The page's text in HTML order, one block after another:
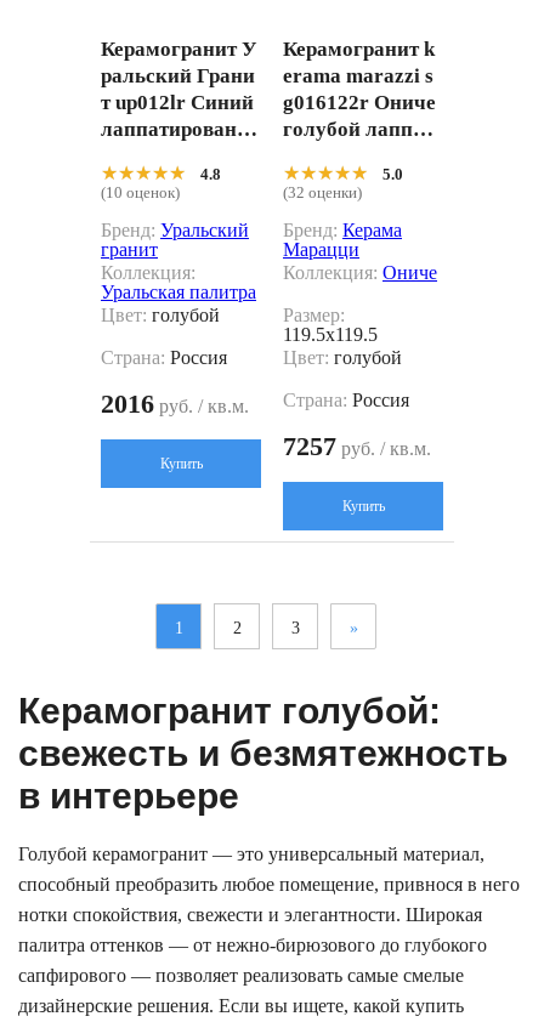
Керамогранит У
ральский Грани
т up012lr Синий
лаппатированн
★★★★★
★★★★★
4.8
(10 оценок)
Бренд: Уральский
гранит
Коллекция:
Уральская палитра
Цвет: голубой
Страна: Россия
2016 руб. / кв.м.
Купить
Керамогранит k
erama marazzi s
g016122r Ониче
голубой лаппат
зной 119.5x119.5
★★★★★
★★★★★
5.0
(32 оценки)
Бренд: Керама
Марацци
Коллекция: Ониче
Размер:
119.5x119.5
Цвет: голубой
Страна: Россия
7257 руб. / кв.м.
Купить
1 2 3 »
Керамогранит голубой:
свежесть и безмятежность
в интерьере
Голубой керамогранит — это универсальный материал,
способный преобразить любое помещение, привнося в него
нотки спокойствия, свежести и элегантности. Широкая
палитра оттенков — от нежно-бирюзового до глубокого
сапфирового — позволяет реализовать самые смелые
дизайнерские решения. Если вы ищете, какой купить